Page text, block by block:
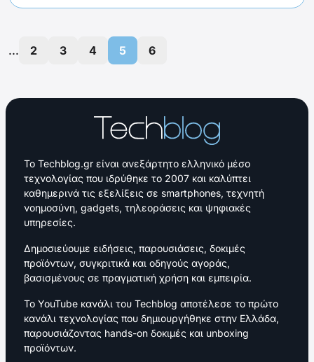
... 2 3 4 5 6
Το Techblog.gr είναι ανεξάρτητο ελληνικό μέσο
τεχνολογίας που ιδρύθηκε το 2007 και καλύπτει
καθημερινά τις εξελίξεις σε smartphones, τεχνητή
νοημοσύνη, gadgets, τηλεοράσεις και ψηφιακές
υπηρεσίες.
Δημοσιεύουμε ειδήσεις, παρουσιάσεις, δοκιμές
προϊόντων, συγκριτικά και οδηγούς αγοράς,
βασισμένους σε πραγματική χρήση και εμπειρία.
Το YouTube κανάλι του Techblog αποτέλεσε το πρώτο
κανάλι τεχνολογίας που δημιουργήθηκε στην Ελλάδα,
παρουσιάζοντας hands-on δοκιμές και unboxing
προϊόντων.